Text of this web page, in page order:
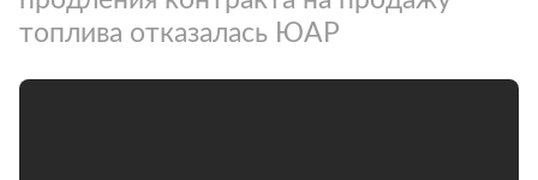
топлива отказалась ЮАР